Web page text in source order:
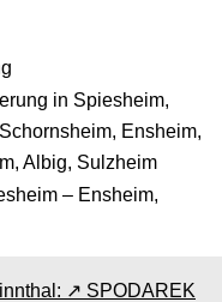
in Spiesheim,
Ensheim,
Albig, Sulzheim
– Ensheim,
↗️ SPODAREK